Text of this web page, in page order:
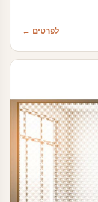
לפרטים ←